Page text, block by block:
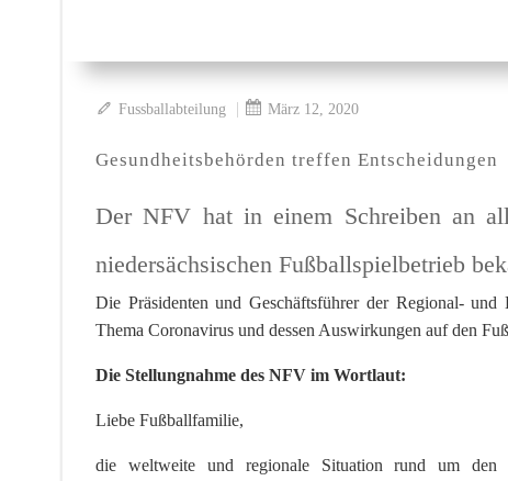
Fussballabteilung | März 12, 2020
Gesundheitsbehörden treffen Entscheidungen
Der NFV hat in einem Schreiben an
niedersächsischen Fußballspielbetrieb
Die Präsidenten und Geschäftsführer der Regional-
Thema Coronavirus und dessen Auswirkungen auf den
Die Stellungnahme des NFV im Wortlaut:
Liebe Fußballfamilie,
die weltweite und regionale Situation rund um den